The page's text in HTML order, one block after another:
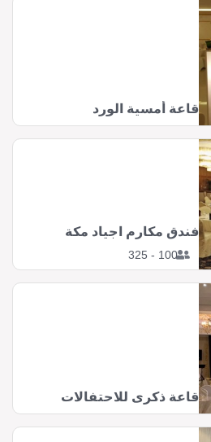
قاعة أمسية الورد
100 - 325
فندق مكارم اجياد مكة
قاعة ذكرى للاحتفالات